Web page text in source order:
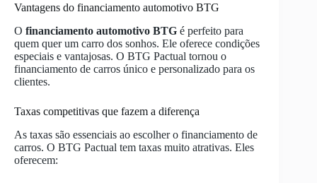
Vantagens do financiamento automotivo BTG
O financiamento automotivo BTG é perfeito para
quem quer um carro dos sonhos. Ele oferece condições
especiais e vantajosas. O BTG Pactual tornou o
financiamento de carros único e personalizado para os
clientes.
Taxas competitivas que fazem a diferença
As taxas são essenciais ao escolher o financiamento de
carros. O BTG Pactual tem taxas muito atrativas. Eles
oferecem: